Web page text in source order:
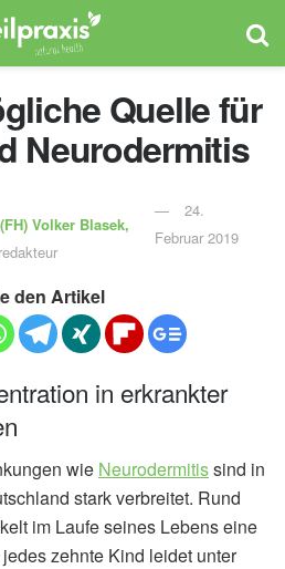
Quelle für
Neurodermitis
Volker Blasek,
24.
Februar 2019
den Artikel
in erkrankter
wie Neurodermitissind in
stark verbreitet. Rund
im Laufe seines Lebens eine
zehnte Kind leidet unter